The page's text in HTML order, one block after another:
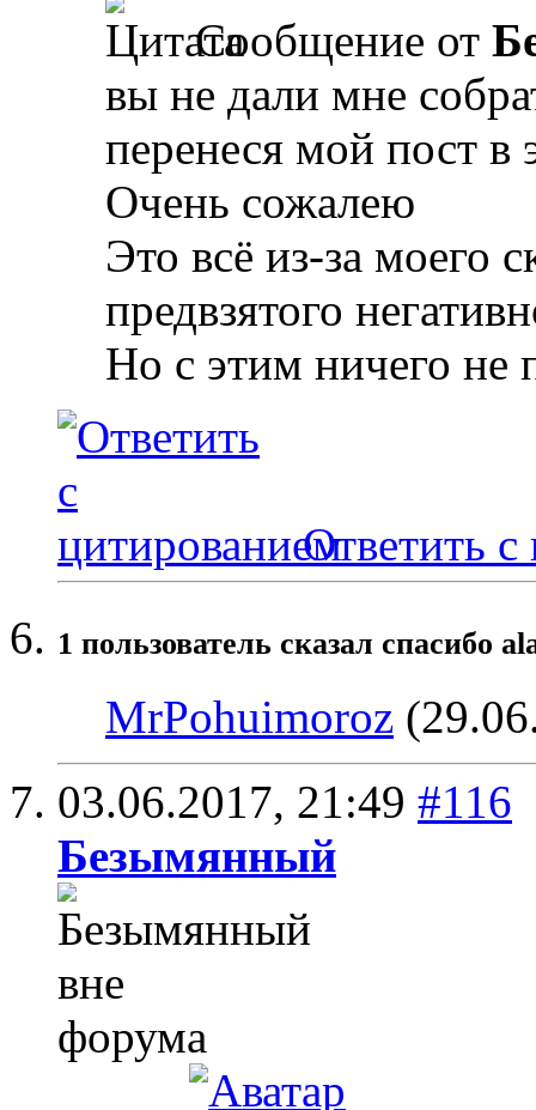
Сообщение от
вы не дали мне
перенеся мой пост в
Очень сожалею
Это всё из-за моего
предвзятого
Но с этим ничего не
Ответить с
1 пользователь сказал cпасибо
MrPohuimoroz
03.06.2017, 21:49 #116
Безымянный